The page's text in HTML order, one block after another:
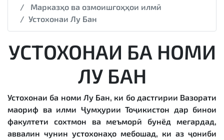
Марказҳо ва озмоишгоҳҳои илмӣ
Устохонаи Лу Бан
УСТОХОНАИ БА НОМИ
ЛУ БАН
Устохонаи ба номи Лу Бан, ки бо дастгирии Вазорати
маориф ва илми Ҷумҳурии Тоҷикистон дар бинои
факултети сохтмон ва меъморӣ бунёд мегардад,
аввалин чунин устохонаҳо мебошад, ки аз ҷониби